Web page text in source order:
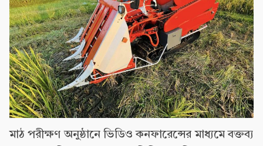
মাঠ পরীক্ষণ অনুষ্ঠানে ভিডিও কনফারেন্সের মাধ্যমে বক্তব্য